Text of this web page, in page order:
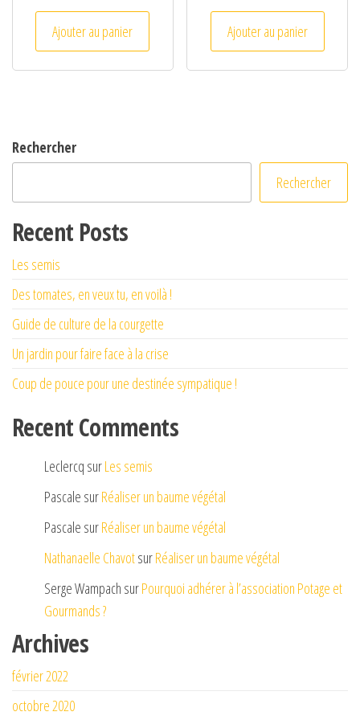
Ajouter au panier Ajouter au panier
Rechercher
Rechercher
Recent Posts
Les semis
Des tomates, en veux tu, en voilà !
Guide de culture de la courgette
Un jardin pour faire face à la crise
Coup de pouce pour une destinée sympatique !
Recent Comments
Leclercq surLes semis
Pascale surRéaliser un baume végétal
Pascale surRéaliser un baume végétal
Nathanaelle ChavotsurRéaliser un baume végétal
Serge Wampach surPourquoi adhérer à l’association Potage et
Gourmands ?
Archives
février 2022
octobre 2020